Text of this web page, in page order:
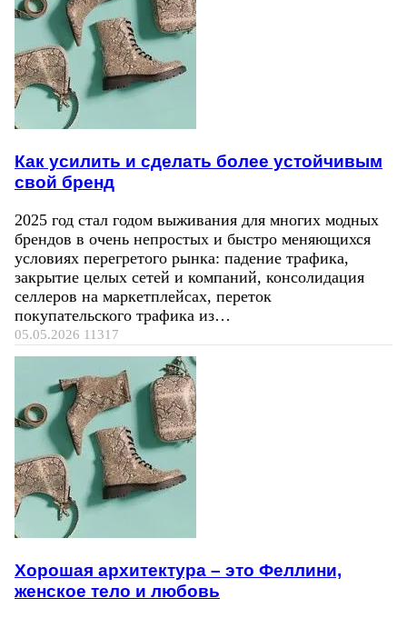
Как усилить и сделать более устойчивым
свой бренд
2025 год стал годом выживания для многих модных
брендов в очень непростых и быстро меняющихся
условиях перегретого рынка: падение трафика,
закрытие целых сетей и компаний, консолидация
селлеров на маркетплейсах, переток
покупательского трафика из…
05.05.2026 11317
Хорошая архитектура – это Феллини,
женское тело и любовь